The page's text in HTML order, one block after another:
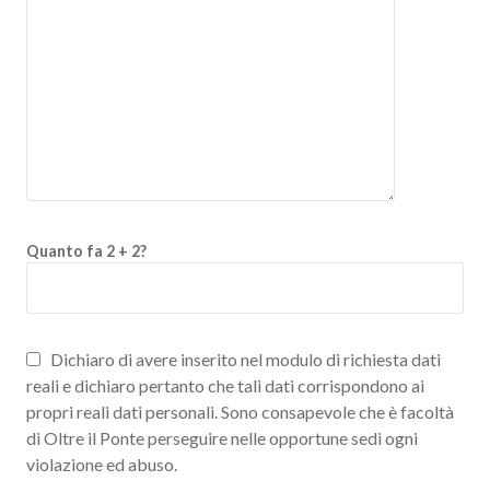
Quanto fa 2 + 2?
Dichiaro di avere inserito nel modulo di richiesta dati
reali e dichiaro pertanto che tali dati corrispondono ai
propri reali dati personali. Sono consapevole che è facoltà
di Oltre il Ponte perseguire nelle opportune sedi ogni
violazione ed abuso.